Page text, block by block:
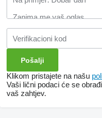
Klikom pristajete na našu
Vaši lični podaci će se
vaš zahtjev.